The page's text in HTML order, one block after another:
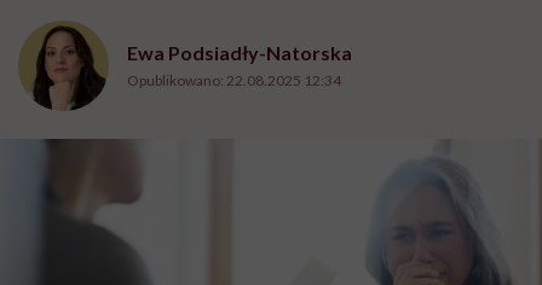
Ewa Podsiadły-Natorska
Opublikowano: 22.08.2025 12:34